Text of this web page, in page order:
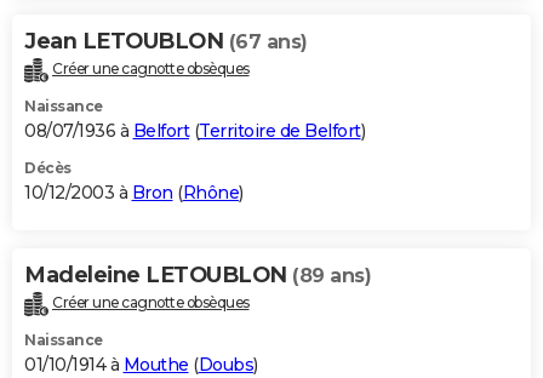
Jean LETOUBLON (67 ans)
Créer une cagnotte obsèques
Naissance
08/07/1936 à Belfort(Territoire de Belfort)
Décès
10/12/2003 à Bron (Rhône)
Madeleine LETOUBLON (89 ans)
Créer une cagnotte obsèques
Naissance
01/10/1914 à Mouthe (Doubs)